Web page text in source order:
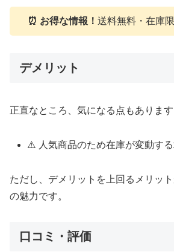
⏰ お得な情報！ 送料無料・在庫
デメリット
正直なところ、気になる点もあります
⚠️ 人気商品のため在庫が変動す
ただし、デメリットを上回るメリッ
の魅力です。
口コミ・評価